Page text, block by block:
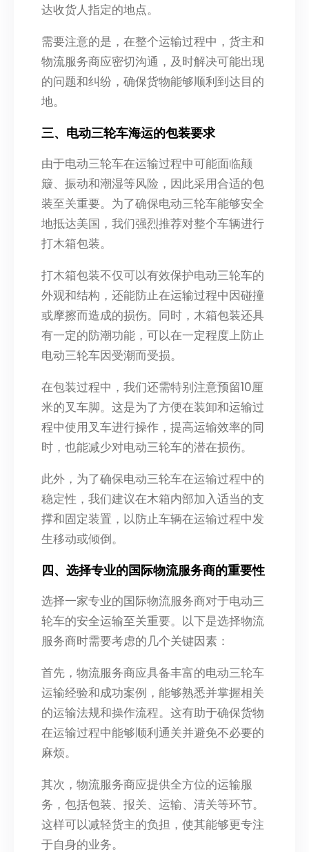
达收货人指定的地点。
需要注意的是，在整个运输过程中，货主和
物流服务商应密切沟通，及时解决可能出现
的问题和纠纷，确保货物能够顺利到达目的
地。
三、电动三轮车海运的包装要求
由于电动三轮车在运输过程中可能面临颠
簸、振动和潮湿等风险，因此采用合适的包
装至关重要。为了确保电动三轮车能够安全
地抵达美国，我们强烈推荐对整个车辆进行
打木箱包装。
打木箱包装不仅可以有效保护电动三轮车的
外观和结构，还能防止在运输过程中因碰撞
或摩擦而造成的损伤。同时，木箱包装还具
有一定的防潮功能，可以在一定程度上防止
电动三轮车因受潮而受损。
在包装过程中，我们还需特别注意预留10厘
米的叉车脚。这是为了方便在装卸和运输过
程中使用叉车进行操作，提高运输效率的同
时，也能减少对电动三轮车的潜在损伤。
此外，为了确保电动三轮车在运输过程中的
稳定性，我们建议在木箱内部加入适当的支
撑和固定装置，以防止车辆在运输过程中发
生移动或倾倒。
四、选择专业的国际物流服务商的重要性
选择一家专业的国际物流服务商对于电动三
轮车的安全运输至关重要。以下是选择物流
服务商时需要考虑的几个关键因素：
首先，物流服务商应具备丰富的电动三轮车
运输经验和成功案例，能够熟悉并掌握相关
的运输法规和操作流程。这有助于确保货物
在运输过程中能够顺利通关并避免不必要的
麻烦。
其次，物流服务商应提供全方位的运输服
务，包括包装、报关、运输、清关等环节。
这样可以减轻货主的负担，使其能够更专注
于自身的业务。